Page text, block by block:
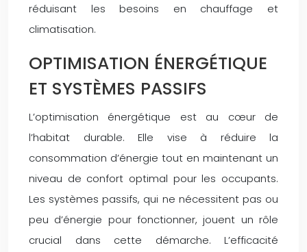
réduisant les besoins en chauffage et
climatisation.
OPTIMISATION ÉNERGÉTIQUE
ET SYSTÈMES PASSIFS
L’optimisation énergétique est au cœur de
l’habitat durable. Elle vise à réduire la
consommation d’énergie tout en maintenant un
niveau de confort optimal pour les occupants.
Les systèmes passifs, qui ne nécessitent pas ou
peu d’énergie pour fonctionner, jouent un rôle
crucial dans cette démarche. L’efficacité